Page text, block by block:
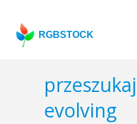
RGBSTOCK
evolving